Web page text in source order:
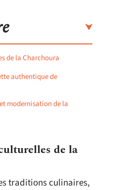
de la Charchoura
authentique de
modernisation de la
de la
traditions culinaires,